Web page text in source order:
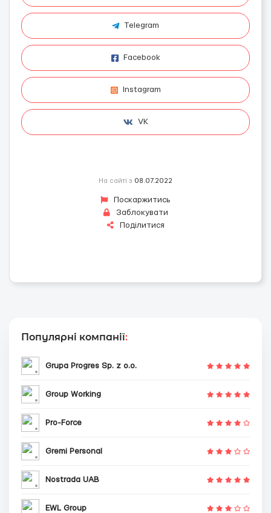
Telegram
Facebook
Instagram
VK
На сайті з 08.07.2022
Поскаржитись
Заблокувати
Поділитися
Популярні компанії:
Grupa Progres Sp. z o.o.
Group Working
Pro-Force
Gremi Personal
Nostrada UAB
EWL Group